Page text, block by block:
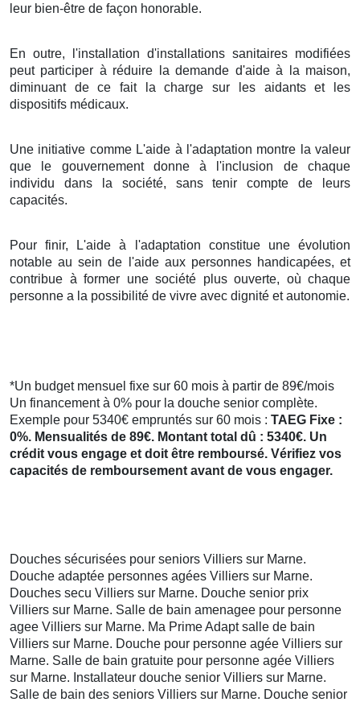
leur bien-être de façon honorable.
En outre, l'installation d'installations sanitaires modifiées
peut participer à réduire la demande d'aide à la maison,
diminuant de ce fait la charge sur les aidants et les
dispositifs médicaux.
Une initiative comme L'aide à l'adaptation montre la valeur
que le gouvernement donne à l'inclusion de chaque
individu dans la société, sans tenir compte de leurs
capacités.
Pour finir, L'aide à l'adaptation constitue une évolution
notable au sein de l'aide aux personnes handicapées, et
contribue à former une société plus ouverte, où chaque
personne a la possibilité de vivre avec dignité et autonomie.
*Un budget mensuel fixe sur 60 mois à partir de 89€/mois
Un financement à 0% pour la douche senior complète.
Exemple pour 5340€ empruntés sur 60 mois : TAEG Fixe :
0%. Mensualités de 89€. Montant total dû : 5340€. Un
crédit vous engage et doit être remboursé. Vérifiez vos
capacités de remboursement avant de vous engager.
Douches sécurisées pour seniors Villiers sur Marne.
Douche adaptée personnes agées Villiers sur Marne.
Douches secu Villiers sur Marne. Douche senior prix
Villiers sur Marne. Salle de bain amenagee pour personne
agee Villiers sur Marne. Ma Prime Adapt salle de bain
Villiers sur Marne. Douche pour personne agée Villiers sur
Marne. Salle de bain gratuite pour personne agée Villiers
sur Marne. Installateur douche senior Villiers sur Marne.
Salle de bain des seniors Villiers sur Marne. Douche senior